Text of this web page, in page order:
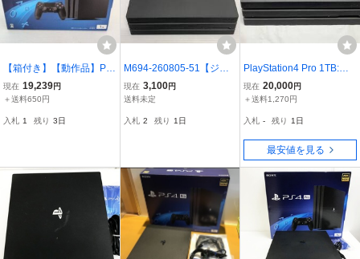
【箱付き】【動作品】Pla
yStation4 Pro本体（CUH-
7200B ジェット・ブラッ
現在 19,239円
＋送料650円
入札 1 残り 3日
M694-260805-51【ジャ
ンク】PS4 Pro CFI-700
0 ジャンク 本体
現在 3,100円
送料未定
入札 2 残り 1日
PlayStation4 Pro 1TB:ジ
ェット・ブラック(CUH7
200BB01)
現在 20,000円
＋送料1,270円
入札 - 残り 1日
最安値を見る